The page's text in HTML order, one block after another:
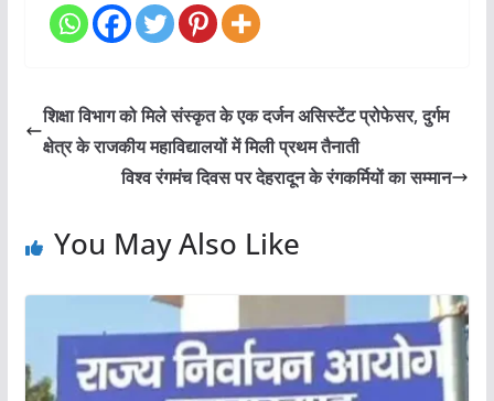
शिक्षा विभाग को मिले संस्कृत के एक दर्जन असिस्टेंट प्रोफेसर, दुर्गम
क्षेत्र के राजकीय महाविद्यालयों में मिली प्रथम तैनाती
विश्व रंगमंच दिवस पर देहरादून के रंगकर्मियों का सम्मान
You May Also Like